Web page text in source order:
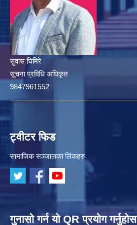
सुवास घिमिरे
सूचना प्रविधि अधिकृत
9847961552
ट्वीटर फिड
सामाजिक सञ्जालका लिंकहरु
गुनासो गर्न यो QR प्रयोग गर्नुहोस